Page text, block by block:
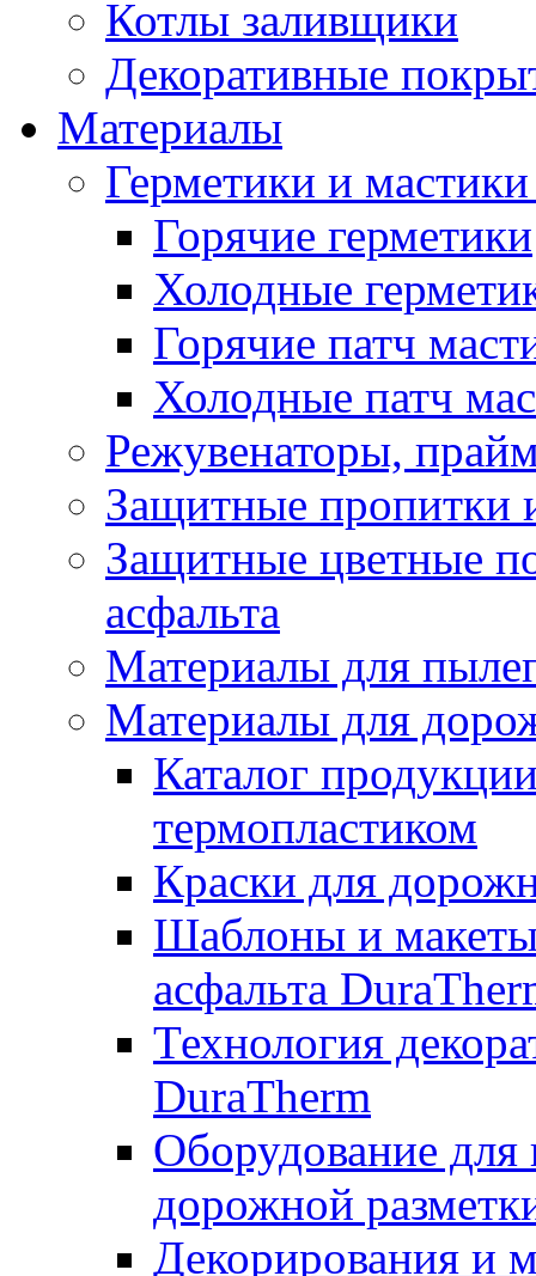
Котлы заливщики
Декоративные
Материалы
Герметики и
Горячие герметики
Холодные
Горячие патч
Холодные патч
Режувенаторы,
Защитные пропитки
Защитные цветные
асфальта
Материалы для
Материалы для
Каталог
термопластиком
Краски для
Шаблоны и макеты
асфальта
Технология
DuraTherm
Оборудование для
дорожной
Декорирования и